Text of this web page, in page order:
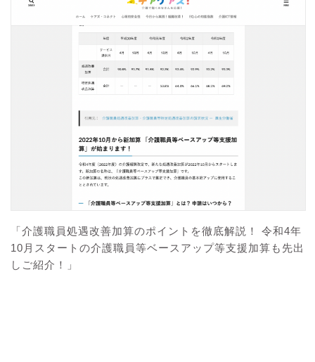
「介護職員処遇改善加算のポイントを徹底解説！ 令和4年
10月スタートの介護職員等ベースアップ等支援加算も先出
しご紹介！」